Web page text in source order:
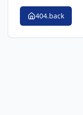
404.back